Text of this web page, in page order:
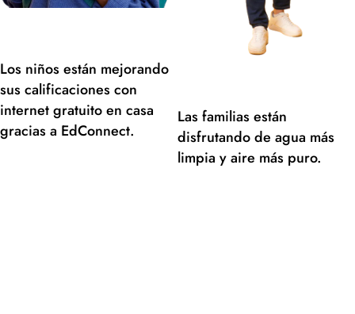
Los niños están mejorando
sus calificaciones con
internet gratuito en casa
gracias a EdConnect.
Las familias están
disfrutando de agua más
limpia y aire más puro.